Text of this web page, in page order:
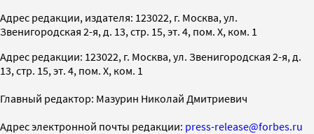
Адрес редакции, издателя: 123022, г. Москва, ул.
Звенигородская 2-я, д. 13, стр. 15, эт. 4, пом. X, ком. 1
Адрес редакции: 123022, г. Москва, ул. Звенигородская 2-я, д.
13, стр. 15, эт. 4, пом. X, ком. 1
Главный редактор: Мазурин Николай Дмитриевич
Адрес электронной почты редакции: press-release@forbes.ru